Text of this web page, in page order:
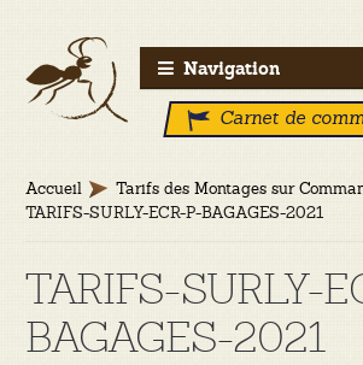
Aller
à
Aller
au
contenu
Navigation
Carnet de
Accueil
Tarifs des Montages sur
TARIFS-SURLY-ECR-P-BAGAGES-2021
TARIFS-SURLY-
BAGAGES-2021